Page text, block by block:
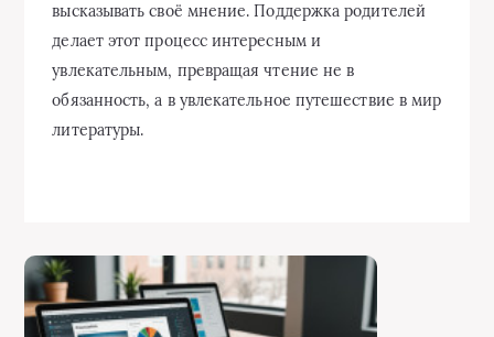
высказывать своё мнение. Поддержка родителей
делает этот процесс интересным и
увлекательным, превращая чтение не в
обязанность, а в увлекательное путешествие в мир
литературы.